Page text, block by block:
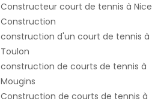
Constructeur court de tennis à Nice
Construction
construction d'un court de tennis à
Toulon
construction de courts de tennis à
Mougins
Construction de courts de tennis à